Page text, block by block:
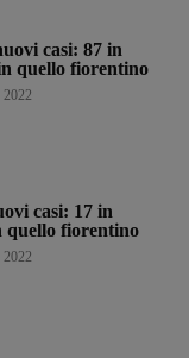
casi: 87 in
quello fiorentino
casi: 17 in
quello fiorentino